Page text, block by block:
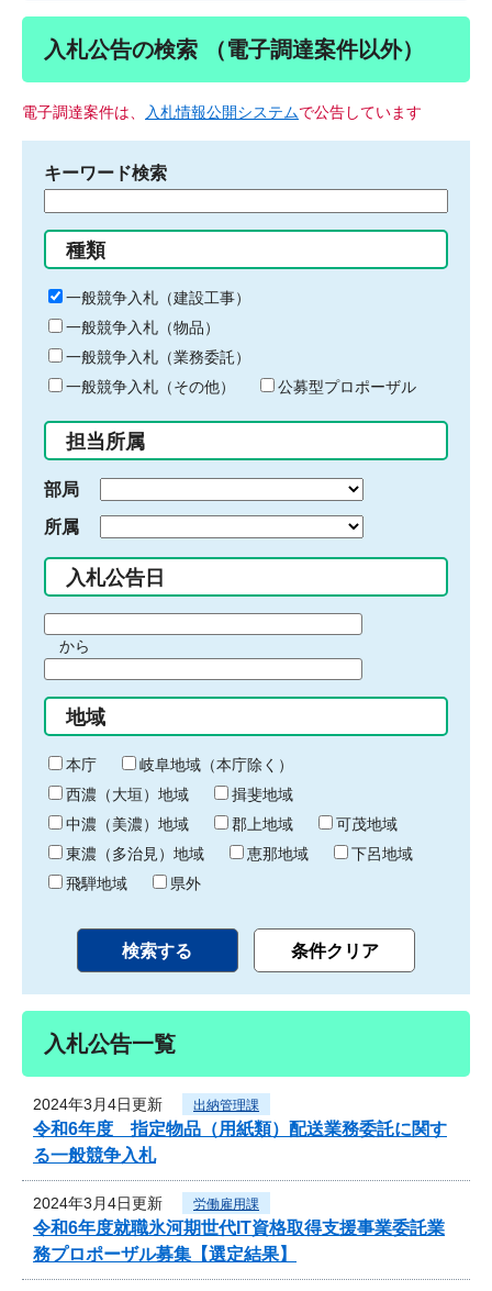
入札公告の検索 （電子調達案件以外）
電子調達案件は、 入札情報公開システムで公告しています
キーワード検索
る
キ
ー
ワ
ー
ド
入
力
種類
一般競争入札（建設工事）
一般競争入札（物品）
一般競争入札（業務委託）
一般競争入札（その他）
公募型プロポーザル
担当所属
部局
所属
入札公告日
間
始
り
から
間
終
わ
り
地域
本庁
岐阜地域（本庁除く）
西濃（大垣）地域
揖斐地域
中濃（美濃）地域
郡上地域
可茂地域
東濃（多治見）地域
恵那地域
下呂地域
飛騨地域
県外
入札公告一覧
2024年3月4日更新 出納管理課
令和6年度 指定物品（用紙類）配送業務委託に関す
る一般競争入札
2024年3月4日更新 労働雇用課
令和6年度就職氷河期世代IT資格取得支援事業委託業
務プロポーザル募集【選定結果】